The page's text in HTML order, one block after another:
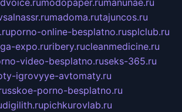
modopaper.rumanunae.ru
madoma.rutajuncos.ru
porno-online-besplatno.rusplclub.ru
expo.ruribery.rucleanmedicine.ru
video-besplatno.ruseks-365.ru
igrovyye-avtomaty.ru
porno-besplatno.ru
digilith.rupichkurovlab.ru